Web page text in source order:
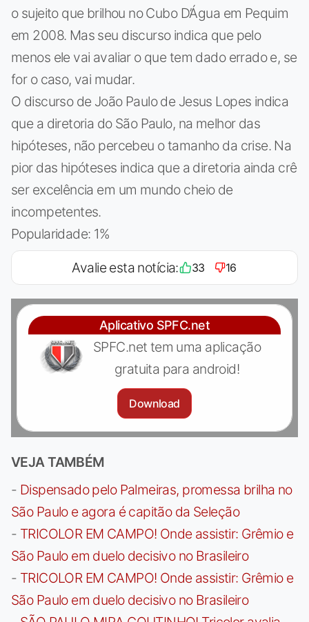
o sujeito que brilhou no Cubo D’Água em Pequim
em 2008. Mas seu discurso indica que pelo
menos ele vai avaliar o que tem dado errado e, se
for o caso, vai mudar.
O discurso de João Paulo de Jesus Lopes indica
que a diretoria do São Paulo, na melhor das
hipóteses, não percebeu o tamanho da crise. Na
pior das hipóteses indica que a diretoria ainda crê
ser excelência em um mundo cheio de
incompetentes.
Popularidade: 1%
Avalie esta notícia: 33 16
Aplicativo SPFC.net
SPFC.net tem uma aplicação
gratuita para android!
Download
VEJA TAMBÉM
- Dispensado pelo Palmeiras, promessa brilha no
São Paulo e agora é capitão da Seleção
- TRICOLOR EM CAMPO! Onde assistir: Grêmio e
São Paulo em duelo decisivo no Brasileiro
- TRICOLOR EM CAMPO! Onde assistir: Grêmio e
São Paulo em duelo decisivo no Brasileiro